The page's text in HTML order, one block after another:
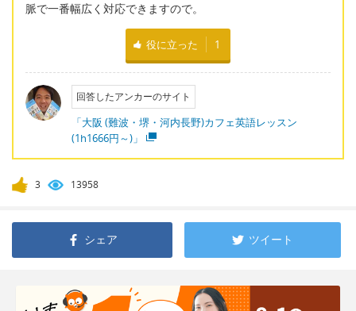
脈で一番幅広く対応できますので。
役に立った 1
回答したアンカーのサイト
「大阪 (難波・堺・河内長野)カフェ英語レッスン
(1h1666円～)」
3 13958
シェア ツイート